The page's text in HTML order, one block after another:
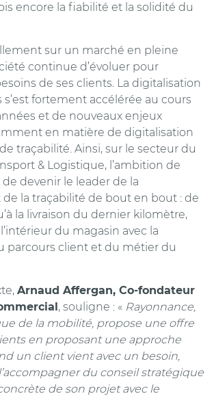
encore la fiabilité et la solidité du
sur un marché en pleine
continue d’évoluer pour
de ses clients. La digitalisation
fortement accélérée au cours
et de nouveaux enjeux
en matière de digitalisation
traçabilité. Ainsi, sur le secteur du
& Logistique, l’ambition de
devenir le leader de la
la traçabilité de bout en bout : de
la livraison du dernier kilomètre,
du magasin avec la
parcours client et du métier du
Arnaud Affergan, Co-fondateur
, souligne : « Rayonnance,
de la mobilité, propose une offre
en proposant une approche
un client vient avec un besoin,
du conseil stratégique
de son projet avec le